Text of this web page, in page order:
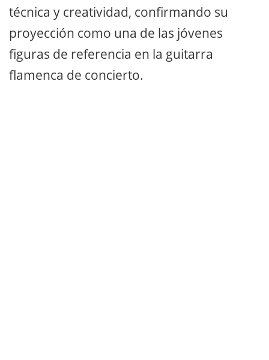
técnica y creatividad, confirmando su
proyección como una de las jóvenes
figuras de referencia en la guitarra
flamenca de concierto.